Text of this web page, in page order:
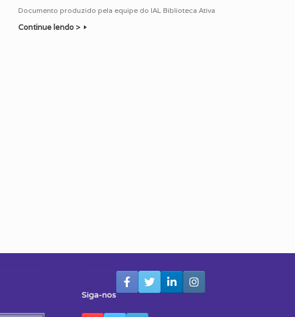
Documento produzido pela equipe do IAL Biblioteca Ativa
Continue lendo >
Siga-nos